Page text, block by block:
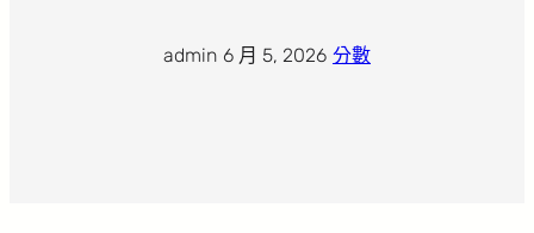
admin 6 月 5, 2026 分數